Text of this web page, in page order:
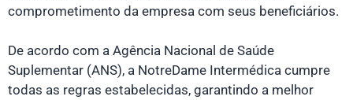
comprometimento da empresa com seus beneficiários.
De acordo com a Agência Nacional de Saúde
Suplementar (ANS), a NotreDame Intermédica cumpre
todas as regras estabelecidas, garantindo a melhor